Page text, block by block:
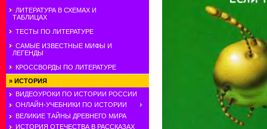
ЛИТЕРАТУРА В СХЕМАХ И
ТАБЛИЦАХ
ТЕСТЫ ПО ЛИТЕРАТУРЕ
САМЫЕ ИЗВЕСТНЫЕ МИФЫ И
ЛЕГЕНДЫ
КРОССВОРДЫ ПО ЛИТЕРАТУРЕ
» ИСТОРИЯ
ВИДЕОУРОКИ ПО ИСТОРИИ РОССИИ
ОНЛАЙН-УЧЕБНИКИ ПО ИСТОРИИ
ВЕЛИКИЕ ТАЙНЫ ДРЕВНЕГО МИРА
ИСТОРИЯ ОТЕЧЕСТВА В РАССКАЗАХ